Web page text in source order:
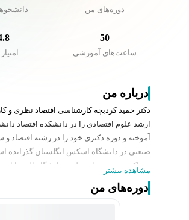
دوره‌های من
50
ساعت‌های آموزشی
درباره من
دکتر حمید کردبچه کارشناسی اقتصاد نظری و
ارشد علوم اقتصادی را در دانشکده اقتصاد
آموخته و دوره دکتری خود را در رشته اقتصاد و
صنعتی در دانشگاه اسکس انگلستان گذرانده
هم اکنون عضو هیات علمی دانشگاه الزهرا
مورد علاقه ایشان اقتصاد سنجی کاربردی،
سازماندهی صنعتی است. دکتر کردبچه در
مشاهده بیشتر
دوره‌های من